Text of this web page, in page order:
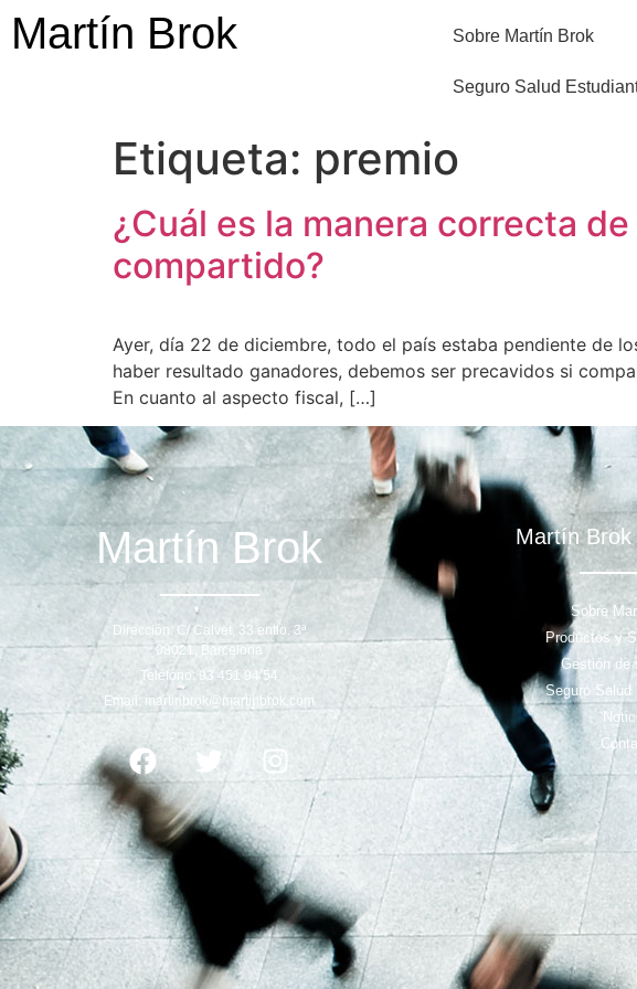
Martín Brok Sobre Martín Brok
Seguro Salud
Etiqueta: premio
¿Cuál es la manera correcta
compartido?
Ayer, día 22 de diciembre, todo el país estaba pendiente de
haber resultado ganadores, debemos ser precavidos si
En cuanto al aspecto fiscal, […]
Martín Brok
Dirección: C/ Calvet, 33 entlo. 3ª
08021, Barcelona
Teléfono: 93 451 94 54
Email: martinbrok@martinbrok.com
Martín Brok
Sobre
Productos y
Gestión de
Seguro Salud